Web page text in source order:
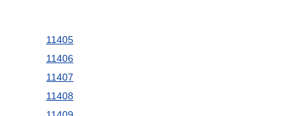
11405
11406
11407
11408